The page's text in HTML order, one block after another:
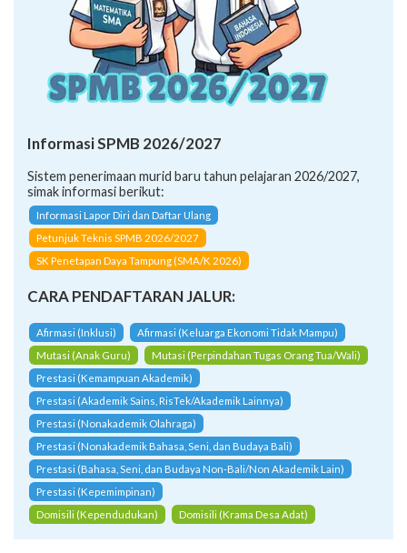
Informasi SPMB 2026/2027
Sistem penerimaan murid baru tahun pelajaran 2026/2027,
simak informasi berikut:
Informasi Lapor Diri dan Daftar Ulang
Petunjuk Teknis SPMB 2026/2027
SK Penetapan Daya Tampung (SMA/K 2026)
CARA PENDAFTARAN JALUR:
Afirmasi (Inklusi)
Afirmasi (Keluarga Ekonomi Tidak Mampu)
Mutasi (Anak Guru)
Mutasi (Perpindahan Tugas Orang Tua/Wali)
Prestasi (Kemampuan Akademik)
Prestasi (Akademik Sains, RisTek/Akademik Lainnya)
Prestasi (Nonakademik Olahraga)
Prestasi (Nonakademik Bahasa, Seni, dan Budaya Bali)
Prestasi (Bahasa, Seni, dan Budaya Non-Bali/Non Akademik Lain)
Prestasi (Kepemimpinan)
Domisili (Kependudukan)
Domisili (Krama Desa Adat)